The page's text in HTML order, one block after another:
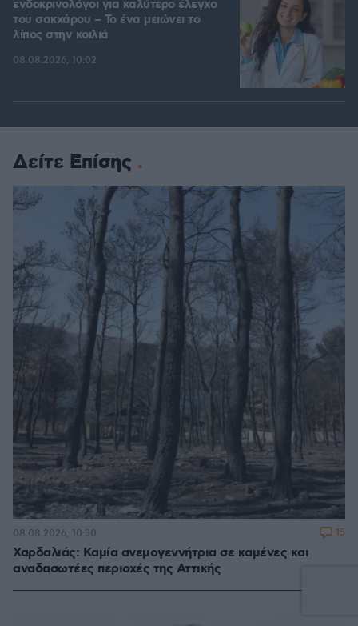
ενδοκρινολόγοι για καλύτερο έλεγχο
του σακχάρου – Το ένα μειώνει το
λίπος στην κοιλιά
08.08.2026, 10:02
Δείτε Επίσης
Χαρδαλιάς: Καμία ανεμογεννήτρια σε καμένες και
αναδασωτέες περιοχές της Αττικής
08.08.2026, 10:30 15